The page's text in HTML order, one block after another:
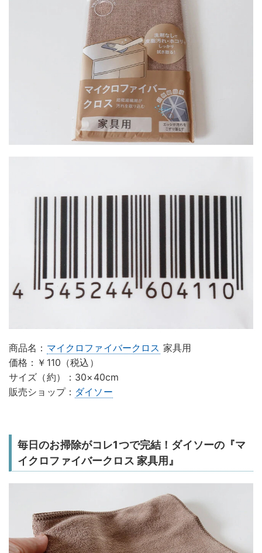
商品名： マイクロファイバークロス 家具用
価格：￥110（税込）
サイズ（約）：30×40cm
販売ショップ： ダイソー
毎日のお掃除がコレ1つで完結！ダイソーの『マ
イクロファイバークロス 家具用』